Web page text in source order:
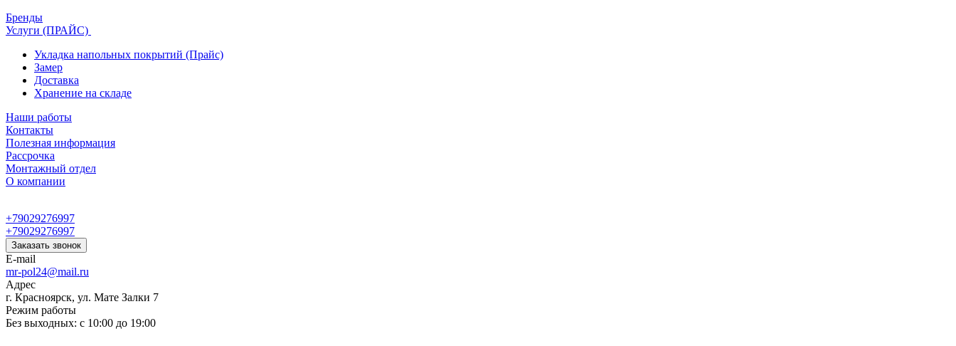
Бренды
Услуги (ПРАЙС)
Укладка напольных покрытий (Прайс)
Замер
Доставка
Хранение на складе
Наши работы
Контакты
Полезная информация
Рассрочка
Монтажный отдел
О компании
+79029276997
+79029276997
Заказать звонок
E-mail
mr-pol24@mail.ru
Адрес
г. Красноярск, ул. Мате Залки 7
Режим работы
Без выходных: с 10:00 до 19:00